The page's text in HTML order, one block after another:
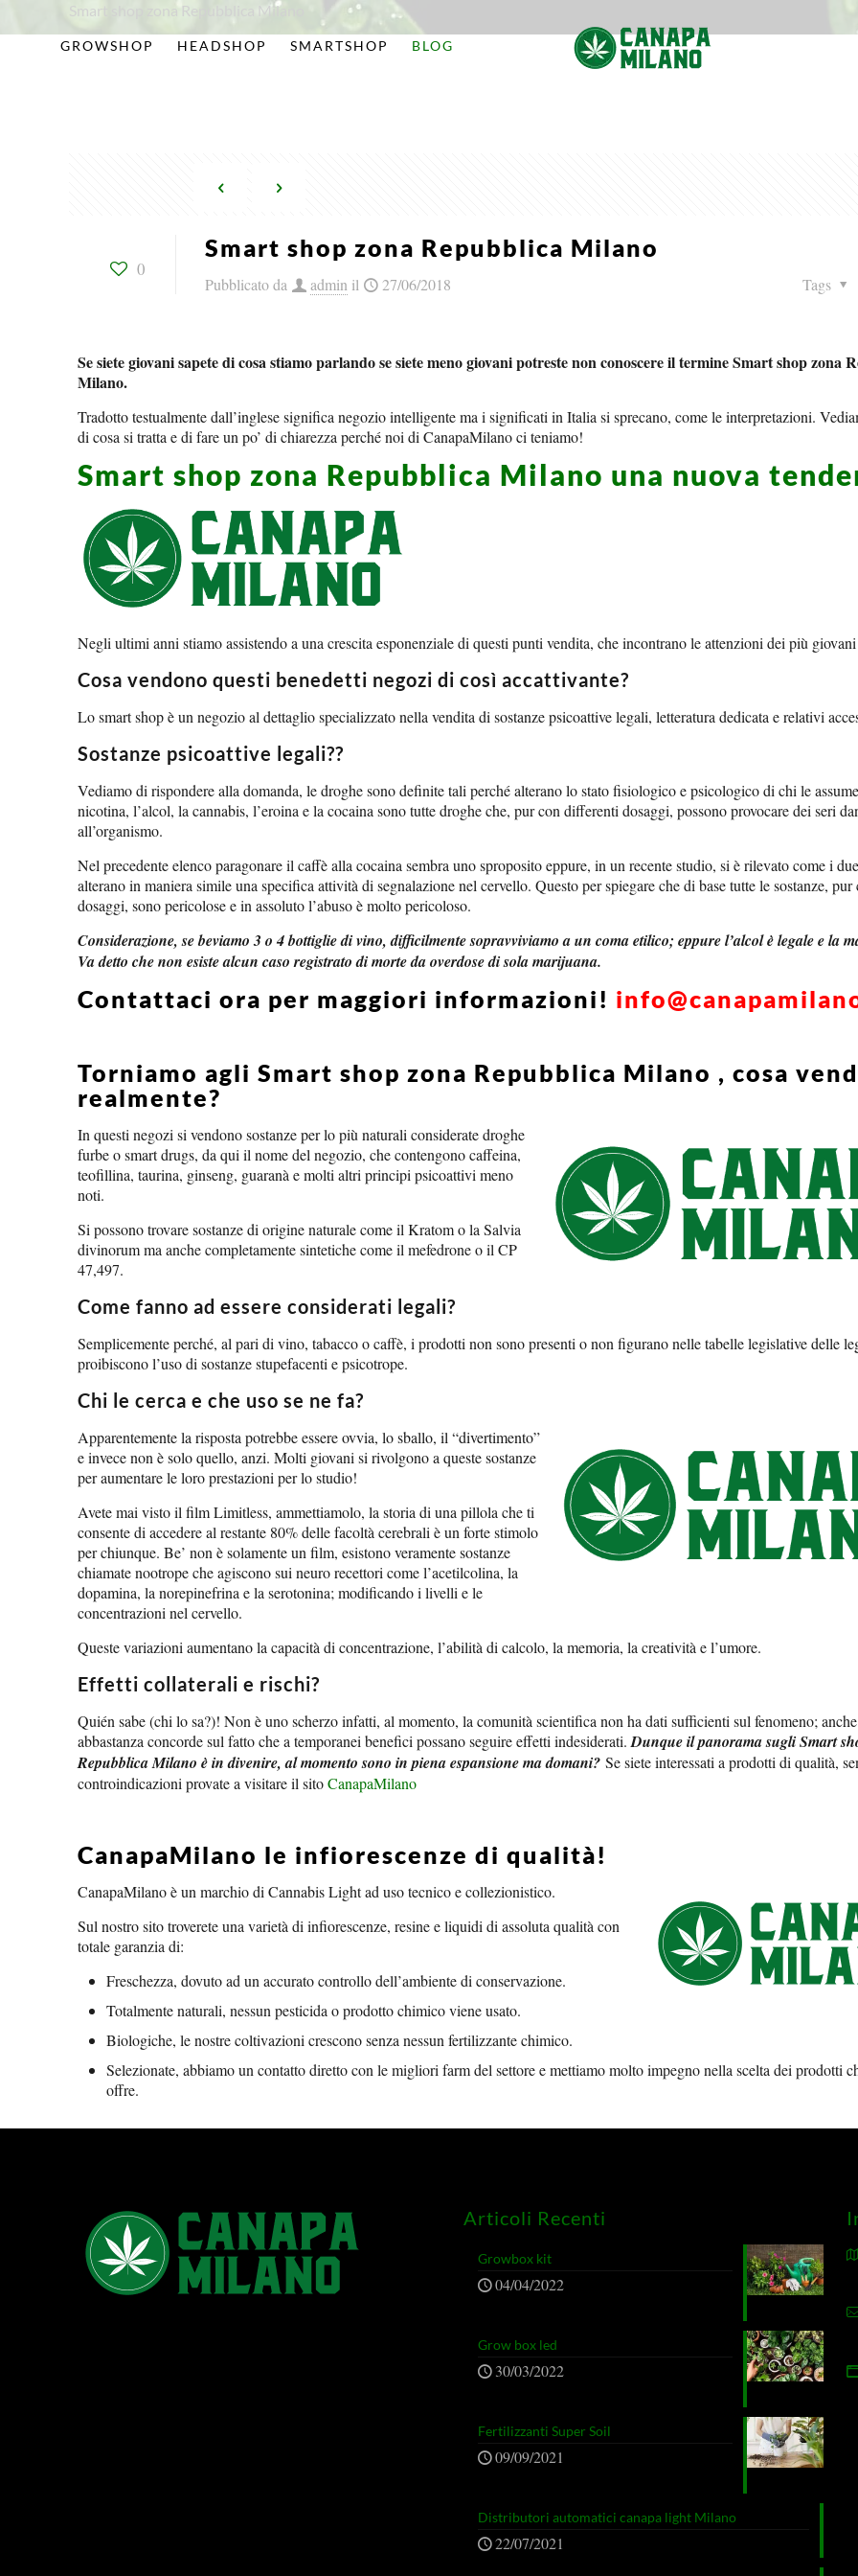
GROWSHOP HEADSHOP SMARTSHOP BLOG
Smart shop zona Repubblica Milano
0
Smart shop zona Repubblica Milano
Pubblicato da admin il 27/06/2018 Tags
Se siete giovani sapete di cosa stiamo parlando se siete meno giovani potreste non conoscere il termine Smart shop zona
Milano.
Tradotto testualmente dall’inglese significa negozio intelligente ma i significati in Italia si sprecano, come le interpretazioni.
di cosa si tratta e di fare un po’ di chiarezza perché noi di CanapaMilano ci teniamo!
Smart shop zona Repubblica Milano una nuova
Negli ultimi anni stiamo assistendo a una crescita esponenziale di questi punti vendita, che incontrano le attenzioni dei più
Cosa vendono questi benedetti negozi di così accattivante?
Lo smart shop è un negozio al dettaglio specializzato nella vendita di sostanze psicoattive legali, letteratura dedicata e relativi
Sostanze psicoattive legali??
Vediamo di rispondere alla domanda, le droghe sono definite tali perché alterano lo stato fisiologico e psicologico di chi le
nicotina, l’alcol, la cannabis, l’eroina e la cocaina sono tutte droghe che, pur con differenti dosaggi, possono provocare dei seri
all’organismo.
Nel precedente elenco paragonare il caffè alla cocaina sembra uno sproposito eppure, in un recente studio, si è rilevato come i
alterano in maniera simile una specifica attività di segnalazione nel cervello. Questo per spiegare che di base tutte le sostanze,
dosaggi, sono pericolose e in assoluto l’abuso è molto pericoloso.
Considerazione, se beviamo 3 o 4 bottiglie di vino, difficilmente sopravviviamo a un coma etilico; eppure l’alcol è legale e la
Va detto che non esiste alcun caso registrato di morte da overdose di sola marijuana.
Contattaci ora per maggiori informazioni!
Torniamo agli Smart shop zona Repubblica Milano , cosa
realmente?
In questi negozi si vendono sostanze per lo più naturali considerate droghe
furbe o smart drugs, da qui il nome del negozio, che contengono caffeina,
teofillina, taurina, ginseng, guaranà e molti altri principi psicoattivi meno
noti.
Si possono trovare sostanze di origine naturale come il Kratom o la Salvia
divinorum ma anche completamente sintetiche come il mefedrone o il CP
47,497.
Come fanno ad essere considerati legali?
Semplicemente perché, al pari di vino, tabacco o caffè, i prodotti non sono presenti o non figurano nelle tabelle legislative delle
proibiscono l’uso di sostanze stupefacenti e psicotrope.
Chi le cerca e che uso se ne fa?
Apparentemente la risposta potrebbe essere ovvia, lo sballo, il “divertimento”
e invece non è solo quello, anzi. Molti giovani si rivolgono a queste sostanze
per aumentare le loro prestazioni per lo studio!
Avete mai visto il film Limitless, ammettiamolo, la storia di una pillola che ti
consente di accedere al restante 80% delle facoltà cerebrali è un forte stimolo
per chiunque. Be’ non è solamente un film, esistono veramente sostanze
chiamate nootrope che agiscono sui neuro recettori come l’acetilcolina, la
dopamina, la norepinefrina e la serotonina; modificando i livelli e le
concentrazioni nel cervello.
Queste variazioni aumentano la capacità di concentrazione, l’abilità di calcolo, la memoria, la creatività e l’umore.
Effetti collaterali e rischi?
Quién sabe (chi lo sa?)! Non è uno scherzo infatti, al momento, la comunità scientifica non ha dati sufficienti sul fenomeno;
abbastanza concorde sul fatto che a temporanei benefici possano seguire effetti indesiderati.Dunque il panorama sugli Smart
Repubblica Milano è in divenire, al momento sono in piena espansione ma domani?Se siete interessati a prodotti di qualità,
controindicazioni provate a visitare il sitoCanapaMilano
CanapaMilano le infiorescenze di qualità!
CanapaMilano è un marchio di Cannabis Light ad uso tecnico e collezionistico.
Sul nostro sito troverete una varietà di infiorescenze, resine e liquidi di assoluta qualità con
totale garanzia di:
Freschezza, dovuto ad un accurato controllo dell’ambiente di conservazione.
Totalmente naturali, nessun pesticida o prodotto chimico viene usato.
Biologiche, le nostre coltivazioni crescono senza nessun fertilizzante chimico.
Selezionate, abbiamo un contatto diretto con le migliori farm del settore e mettiamo molto impegno nella scelta dei prodotti
offre.
Articoli Recenti
Growbox kit
04/04/2022
Grow box led
30/03/2022
Fertilizzanti Super Soil
09/09/2021
Distributori automatici canapa light Milano
22/07/2021